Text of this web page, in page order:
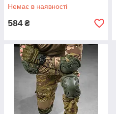
Немає в наявності
584 ₴